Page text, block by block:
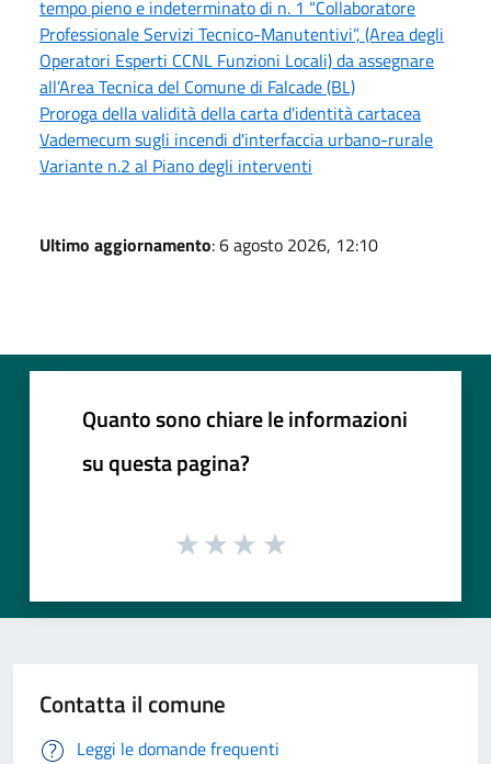
tempo pieno e indeterminato di n. 1 “Collaboratore
Professionale Servizi Tecnico-Manutentivi”, (Area degli
Operatori Esperti CCNL Funzioni Locali) da assegnare
all’Area Tecnica del Comune di Falcade (BL)
Proroga della validità della carta d'identità cartacea
Vademecum sugli incendi d'interfaccia urbano-rurale
Variante n.2 al Piano degli interventi
Ultimo aggiornamento: 6 agosto 2026, 12:10
Quanto sono chiare le informazioni
su questa pagina?
Contatta il comune
Leggi le domande frequenti